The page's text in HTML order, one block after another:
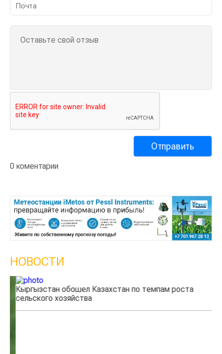
0 коментарии
НОВОСТИ
Кыргызстан обошел Казахстан по темпам роста
сельского хозяйства